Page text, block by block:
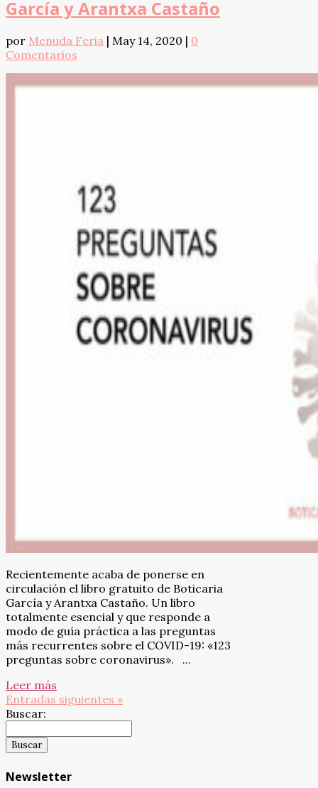
García y Arantxa Castaño
por Menuda Feria | May 14, 2020 | 0
Comentarios
Recientemente acaba de ponerse en
circulación el libro gratuito de Boticaria
García y Arantxa Castaño. Un libro
totalmente esencial y que responde a
modo de guía práctica a las preguntas
más recurrentes sobre el COVID-19: «123
preguntas sobre coronavirus». ...
Leer más
Entradas siguientes »
Buscar:
Newsletter